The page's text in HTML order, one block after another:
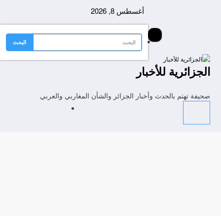
أغسطس 8, 2026
الجزائرية للأخبار
صحيفة تهتم بالحدث وأخبار الجزائر والشأن المغاربي والعربي